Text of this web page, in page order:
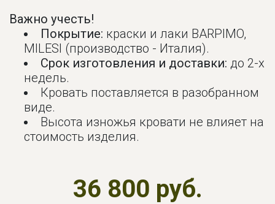
Важно учесть!
Покрытие: краски и лаки BARPIMO,
MILESI (производство - Италия).
Срок изготовления и доставки: до 2-х
недель.
Кровать поставляется в разобранном
виде.
Высота изножья кровати не влияет на
стоимость изделия.
36 800 руб.